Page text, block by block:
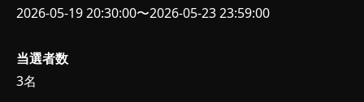
2026-05-19 20:30:00〜2026-05-23 23:59:00
当選者数
3名